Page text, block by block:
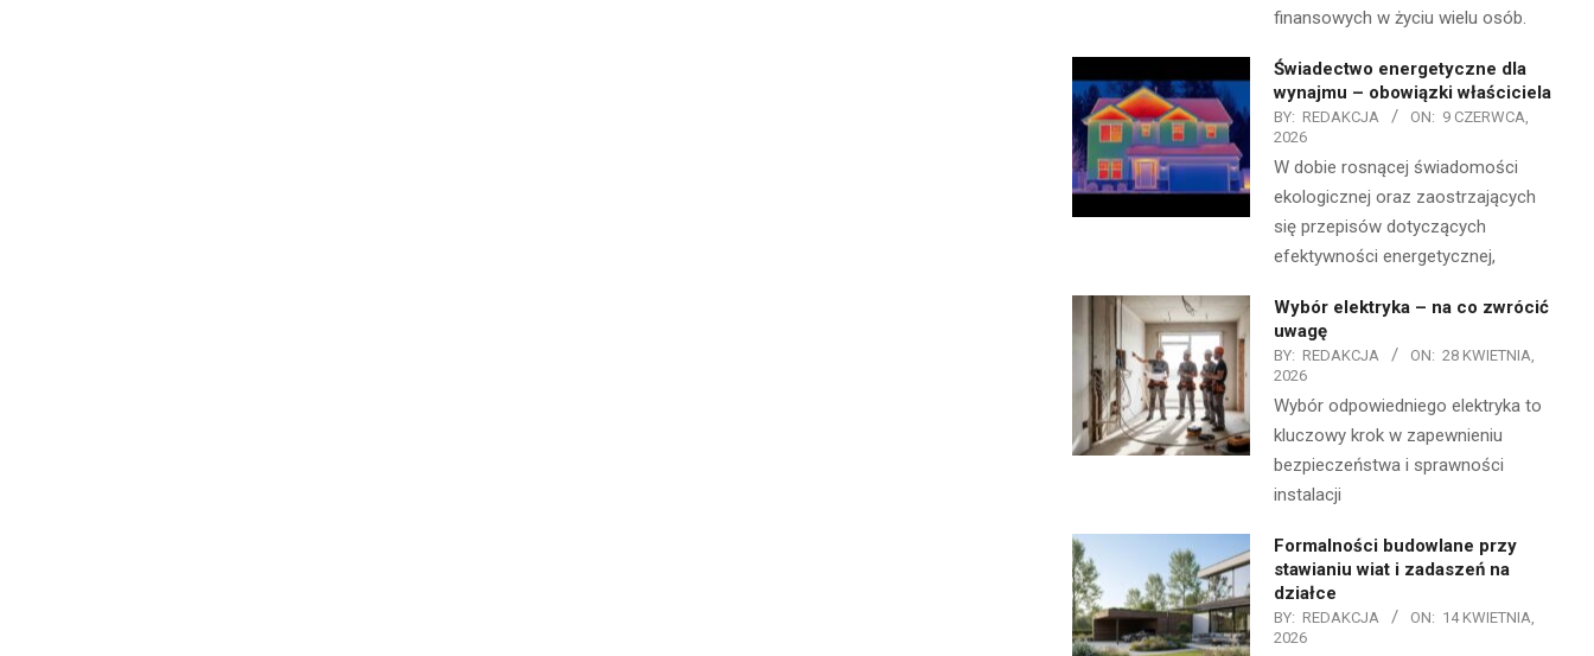
finansowych w życiu wielu osób.
Świadectwo energetyczne dla
wynajmu – obowiązki właściciela
BY: REDAKCJA ON: 9 CZERWCA,
2026
W dobie rosnącej świadomości
ekologicznej oraz zaostrzających
się przepisów dotyczących
efektywności energetycznej,
Wybór elektryka – na co zwrócić
uwagę
BY: REDAKCJA ON: 28 KWIETNIA,
2026
Wybór odpowiedniego elektryka to
kluczowy krok w zapewnieniu
bezpieczeństwa i sprawności
instalacji
Formalności budowlane przy
stawianiu wiat i zadaszeń na
działce
BY: REDAKCJA ON: 14 KWIETNIA,
2026